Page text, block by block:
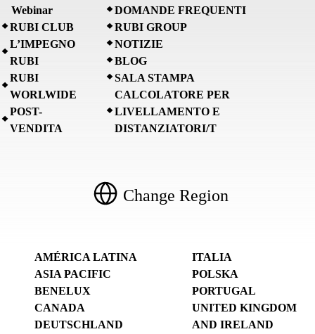
Webinar
RUBI CLUB
L’IMPEGNO
RUBI
RUBI
WORLWIDE
POST-
VENDITA
DOMANDE FREQUENTI
RUBI GROUP
NOTIZIE
BLOG
SALA STAMPA
CALCOLATORE PER
LIVELLAMENTO E
DISTANZIATORI/T
Change Region
AMÉRICA LATINA
ASIA PACIFIC
BENELUX
CANADA
DEUTSCHLAND
ITALIA
POLSKA
PORTUGAL
UNITED KINGDOM
AND IRELAND